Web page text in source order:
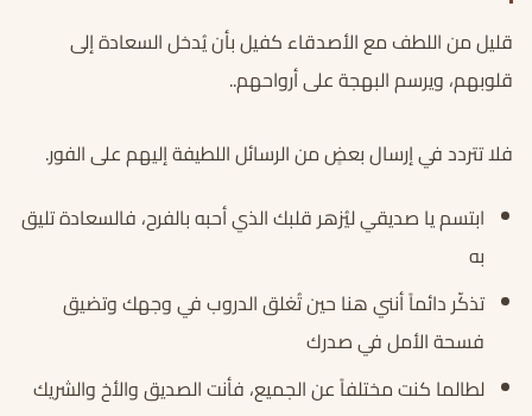
قليل من اللطف مع الأصدقاء كفيل بأن يُدخل السعادة إلى
قلوبهم، ويرسم البهجة على أرواحهم..
فلا تتردد في إرسال بعضٍ من الرسائل اللطيفة إليهم على الفور.
ابتسم يا صديقي ليُزهر قلبك الذي أحبه بالفرح، فالسعادة تليق
به
تذكّر دائماً أنني هنا حين تُغلق الدروب في وجهك وتضيق
فسحة الأمل في صدرك
لطالما كنت مختلفاً عن الجميع، فأنت الصديق والأخ والشريك